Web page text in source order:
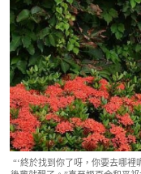
“‘終於找到你了呀，你要去哪